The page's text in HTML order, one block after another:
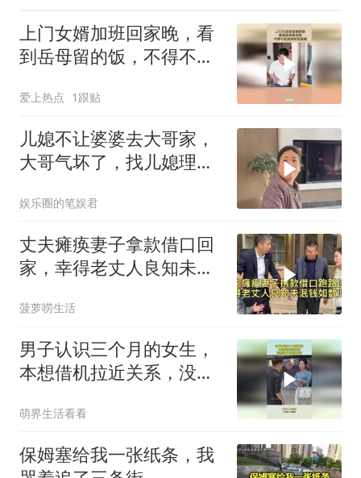
上门女婿加班回家晚，看
到岳母留的饭，不得不佩
爱上热点 1跟贴
儿媳不让婆婆去大哥家，
大哥气坏了，找儿媳理
娱乐圈的笔娱君
丈夫瘫痪妻子拿款借口回
家，幸得老丈人良知未泯
菠萝唠生活
男子认识三个月的女生，
本想借机拉近关系，没想
萌界生活看看
保姆塞给我一张纸条，我